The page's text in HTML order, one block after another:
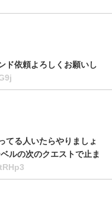
ド依頼よろしくお願いし
てる人いたらやりましょ
ルの次のクエストで止ま